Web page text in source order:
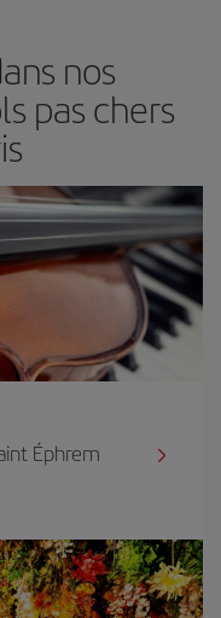
nos
pas chers
Éphrem